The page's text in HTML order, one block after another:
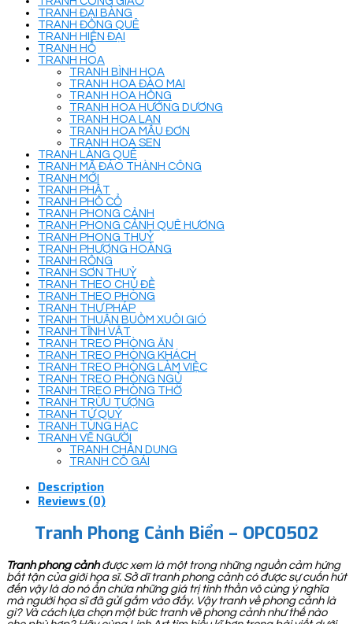
TRANH ĐẠI BÀNG
TRANH ĐỒNG QUÊ
TRANH HIỆN ĐẠI
TRANH HỔ
TRANH HOA
TRANH BÌNH HOA
TRANH HOA ĐÀO MAI
TRANH HOA HỒNG
TRANH HOA HƯỚNG DƯƠNG
TRANH HOA LAN
TRANH HOA MẪU ĐƠN
TRANH HOA SEN
TRANH LÀNG QUÊ
TRANH MÃ ĐÁO THÀNH CÔNG
TRANH MỚI
TRANH PHẬT
TRANH PHỐ CỔ
TRANH PHONG CẢNH
TRANH PHONG CẢNH QUÊ HƯƠNG
TRANH PHONG THUỶ
TRANH PHƯỢNG HOÀNG
TRANH RỒNG
TRANH SƠN THUỶ
TRANH THEO CHỦ ĐỀ
TRANH THEO PHÒNG
TRANH THƯ PHÁP
TRANH THUẬN BUỒM XUÔI GIÓ
TRANH TĨNH VẬT
TRANH TREO PHÒNG ĂN
TRANH TREO PHÒNG KHÁCH
TRANH TREO PHÒNG LÀM VIỆC
TRANH TREO PHÒNG NGỦ
TRANH TREO PHÒNG THỜ
TRANH TRỪU TƯỢNG
TRANH TỨ QUÝ
TRANH TÙNG HẠC
TRANH VẼ NGƯỜI
TRANH CHÂN DUNG
TRANH CÔ GÁI
Description
Reviews (0)
Tranh Phong Cảnh Biển – OPC0502
Tranh phong cảnhđược xem là một trong những nguồn cảm hứng
bất tận của giới họa sĩ. Sở dĩ tranh phong cảnh có được sự cuốn hút
đến vậy là do nó ẩn chứa những giá trị tinh thần vô cùng ý nghĩa
mà người họa sĩ đã gửi gắm vào đấy. Vậy tranh về phong cảnh là
gì? Và cách lựa chọn một bức tranh vẽ phong cảnh như thế nào